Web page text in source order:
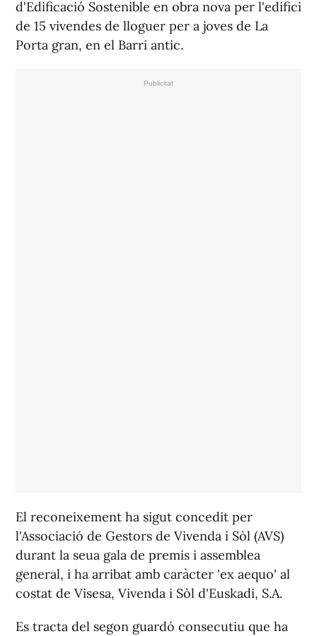
d'Edificació Sostenible en obra nova per l'edifici
de 15 vivendes de lloguer per a joves de La
Porta gran, en el Barri antic.
El reconeixement ha sigut concedit per
l'Associació de Gestors de Vivenda i Sòl (AVS)
durant la seua gala de premis i assemblea
general, i ha arribat amb caràcter 'ex aequo' al
costat de Visesa, Vivenda i Sòl d'Euskadi, S.A.
Es tracta del segon guardó consecutiu que ha